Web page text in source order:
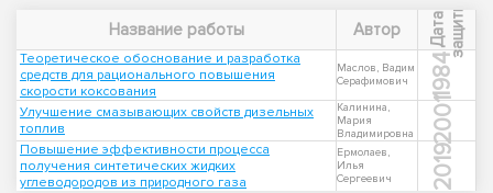
Название работы Автор Д
а
т
а
з
а
щ
и
т ы
Теоретическое обоснование и разработка
средств для рационального повышения
скорости коксования
Маслов, Вадим
Серафимович
1984
Улучшение смазывающих свойств дизельных
топлив
Калинина,
Мария
Владимировна
2001
Повышение эффективности процесса
получения синтетических жидких
углеводородов из природного газа
Ермолаев,
Илья
Сергеевич
2019